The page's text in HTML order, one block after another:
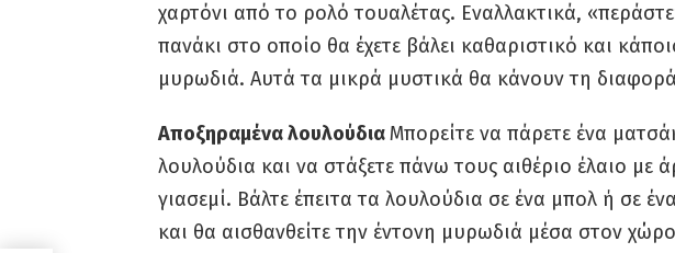
χαρτόνι από το ρολό τουαλέτας. Εναλλακτικά,
πανάκι στο οποίο θα έχετε βάλει καθαριστικό και
μυρωδιά. Αυτά τα μικρά μυστικά θα κάνουν τη
Αποξηραμένα λουλούδιαΜπορείτε να πάρετε ένα
λουλούδια και να στάξετε πάνω τους αιθέριο έλαιο με
γιασεμί. Βάλτε έπειτα τα λουλούδια σε ένα μπολ ή σε
και θα αισθανθείτε την έντονη μυρωδιά μέσα στον